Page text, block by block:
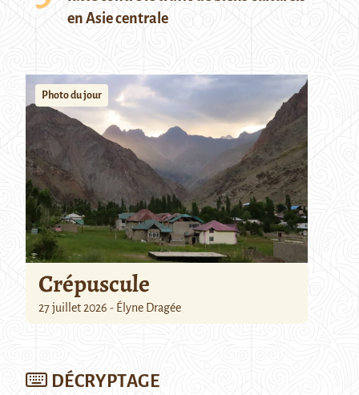
en Asie centrale
Photo du jour
Crépuscule
27 juillet 2026 - Élyne Dragée
DÉCRYPTAGE